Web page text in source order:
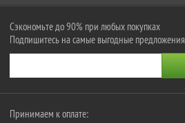
Сэкономьте до 90% при любых покупках
Подпишитесь на самые выгодные предложения
Принимаем к оплате: